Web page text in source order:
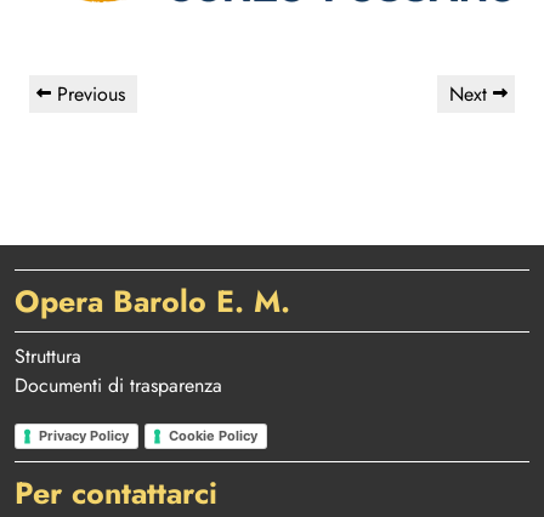
Navigazione
articoli
Previous
Previous
Next
Next
Opera Barolo E. M.
Struttura
Documenti di trasparenza
Privacy Policy Cookie Policy
Per contattarci